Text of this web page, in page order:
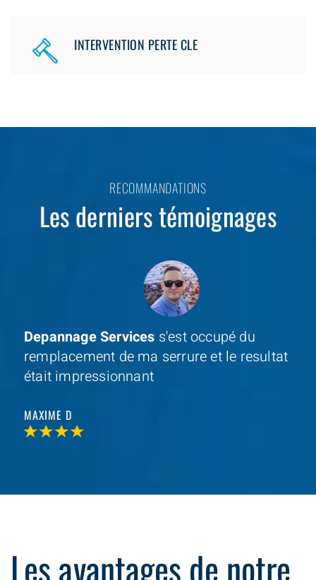
INTERVENTION PERTE CLE
RECOMMANDATIONS
Les derniers témoignages
Depannage Servicess'est occupé du
remplacement de ma serrure et le resultat
était impressionnant
MAXIME D
Les avantages de notre